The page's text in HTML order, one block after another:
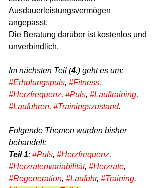
Ausdauerleistungsvermögen
angepasst.
Die Beratung darüber ist kostenlos und
unverbindlich.
Im nächsten Teil (4.) geht es um:
#Erholungspuls, #Fitness,
#Herzfrequenz, #Puls, #Lauftraining,
#Laufuhren, #Trainingszustand.
Folgende Themen wurden bisher
behandelt:
Teil 1: #Puls, #Herzfrequenz,
#Herzratenvariabilität, #Herzrate,
#Regeneration, #Laufuhr, #Training.